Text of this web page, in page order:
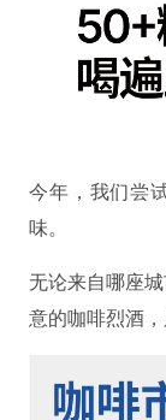
今年，我们尝
味。
无论来自哪座
意的咖啡烈酒，